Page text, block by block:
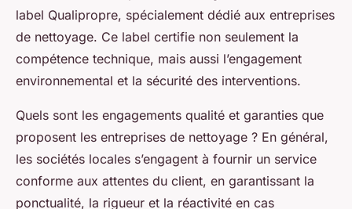
label Qualipropre, spécialement dédié aux entreprises
de nettoyage. Ce label certifie non seulement la
compétence technique, mais aussi l’engagement
environnemental et la sécurité des interventions.
Quels sont les engagements qualité et garanties que
proposent les entreprises de nettoyage ? En général,
les sociétés locales s’engagent à fournir un service
conforme aux attentes du client, en garantissant la
ponctualité, la rigueur et la réactivité en cas